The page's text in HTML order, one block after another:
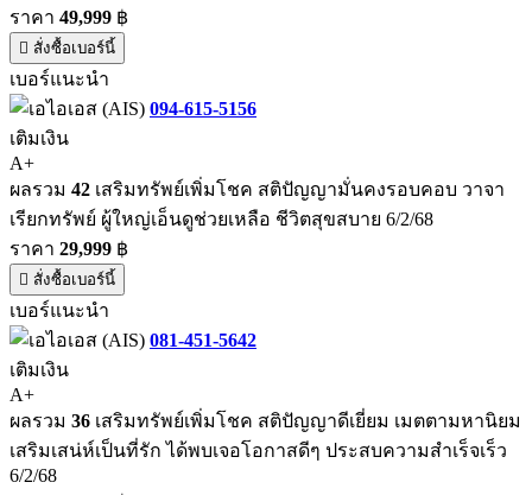
ราคา 49,999 ฿
สั่งซื้อเบอร์นี้
เบอร์แนะนำ
094-615-5156
เติมเงิน
A+
ผลรวม 42 เสริมทรัพย์เพิ่มโชค สติปัญญามั่นคงรอบคอบ วาจา
เรียกทรัพย์ ผู้ใหญ่เอ็นดูช่วยเหลือ ชีวิตสุขสบาย 6/2/68
ราคา 29,999 ฿
สั่งซื้อเบอร์นี้
เบอร์แนะนำ
081-451-5642
เติมเงิน
A+
ผลรวม 36 เสริมทรัพย์เพิ่มโชค สติปัญญาดีเยี่ยม เมตตามหานิยม
เสริมเสน่ห์เป็นที่รัก ได้พบเจอโอกาสดีๆ ประสบความสำเร็จเร็ว
6/2/68